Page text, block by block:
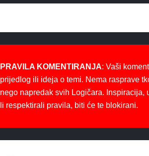
PRAVILA KOMENTIRANJA: Vaši
prijedlog ili ideja o temi. Nema rasprave
nego napredak svih Logičara. Inspiracija,
li respektirali pravila, biti će te blokirani.